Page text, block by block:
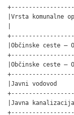
|Vrsta
|
|Občinske ceste
|Občinske ceste
|Javni
|Javna